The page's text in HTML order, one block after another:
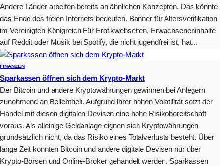
Andere Länder arbeiten bereits an ähnlichen Konzepten. Das könnte
das Ende des freien Internets bedeuten. Banner für Altersverifikation
im Vereinigten Königreich Für Erotikwebseiten, Erwachseneninhalte
auf Reddit oder Musik bei Spotify, die nicht jugendfrei ist, hat...
FINANZEN
Sparkassen öffnen sich dem Krypto-Markt
Der Bitcoin und andere Kryptowährungen gewinnen bei Anlegern
zunehmend an Beliebtheit. Aufgrund ihrer hohen Volatilität setzt der
Handel mit diesen digitalen Devisen eine hohe Risikobereitschaft
voraus. Als alleinige Geldanlage eignen sich Kryptowährungen
grundsätzlich nicht, da das Risiko eines Totalverlusts besteht. Über
lange Zeit konnten Bitcoin und andere digitale Devisen nur über
Krypto-Börsen und Online-Broker gehandelt werden. Sparkassen